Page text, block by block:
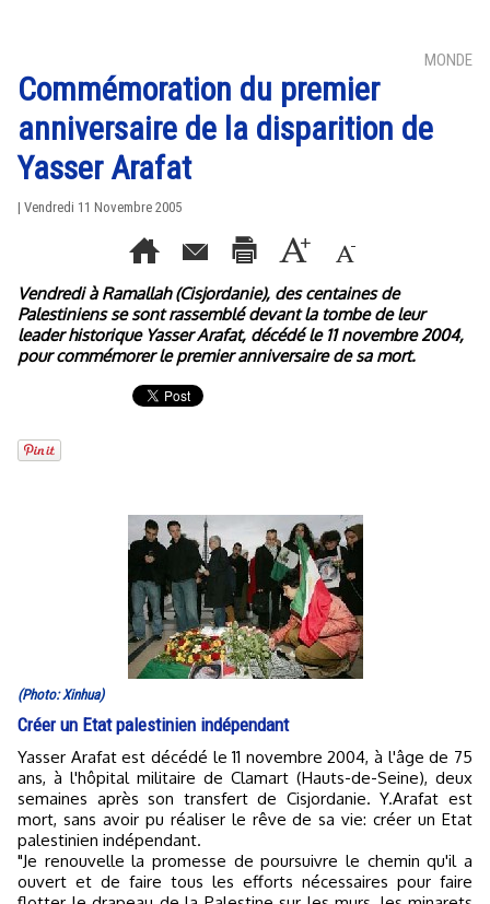
MONDE
Commémoration du premier
anniversaire de la disparition de
Yasser Arafat
| Vendredi 11 Novembre 2005
Vendredi à Ramallah (Cisjordanie), des centaines de
Palestiniens se sont rassemblé devant la tombe de leur
leader historique Yasser Arafat, décédé le 11 novembre 2004,
pour commémorer le premier anniversaire de sa mort.
(Photo: Xinhua)
Créer un Etat palestinien indépendant
Yasser Arafat est décédé le 11 novembre 2004, à l'âge de 75
ans, à l'hôpital militaire de Clamart (Hauts-de-Seine), deux
semaines après son transfert de Cisjordanie. Y.Arafat est
mort, sans avoir pu réaliser le rêve de sa vie: créer un Etat
palestinien indépendant.
"Je renouvelle la promesse de poursuivre le chemin qu'il a
ouvert et de faire tous les efforts nécessaires pour faire